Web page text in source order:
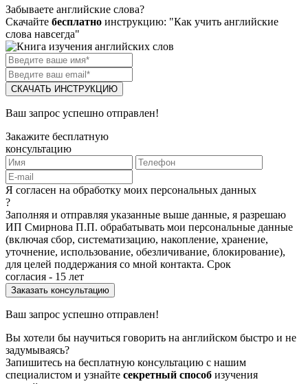
Забываете английские слова?
Скачайте бесплатно инструкцию: "Как учить английские
слова навсегда"
СКАЧАТЬ ИНСТРУКЦИЮ
Ваш запрос успешно отправлен!
Закажите бесплатную
консультацию
Я согласен на обработку моих персональных данных
?
Заполняя и отправляя указанные выше данные, я разрешаю
ИП Смирнова П.П. обрабатывать мои персональные данные
(включая сбор, систематизацию, накопление, хранение,
уточнение, использование, обезличивание, блокирование),
для целей поддержания со мной контакта. Срок
согласия - 15 лет
Ваш запрос успешно отправлен!
Вы хотели бы научиться говорить на английском быстро и не
задумываясь?
Запишитесь на бесплатную консультацию с нашим
специалистом и узнайте секретный способ изучения